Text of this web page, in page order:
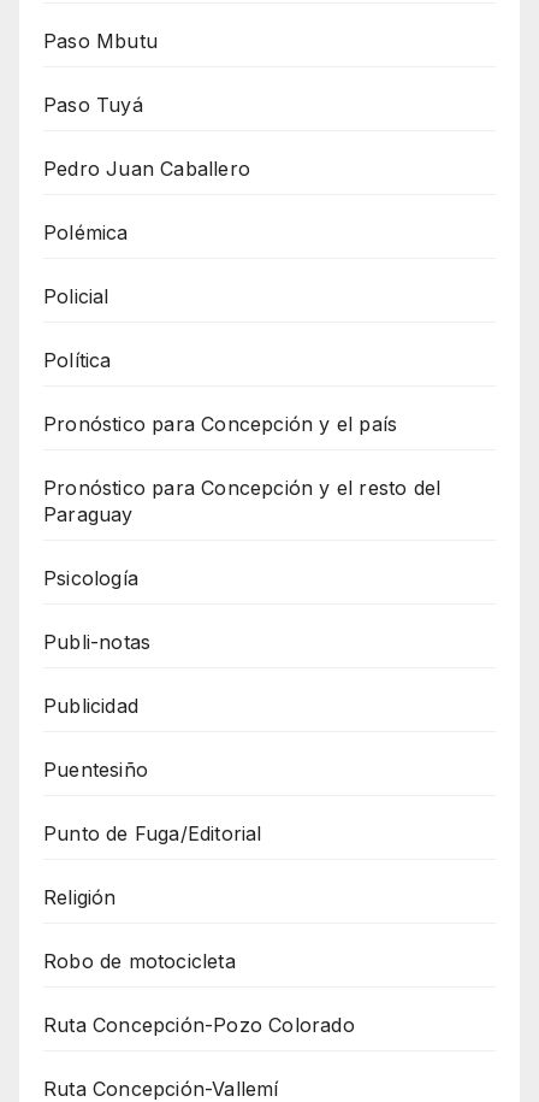
Paso Mbutu
Paso Tuyá
Pedro Juan Caballero
Polémica
Policial
Política
Pronóstico para Concepción y el país
Pronóstico para Concepción y el resto del
Paraguay
Psicología
Publi-notas
Publicidad
Puentesiño
Punto de Fuga/Editorial
Religión
Robo de motocicleta
Ruta Concepción-Pozo Colorado
Ruta Concepción-Vallemí